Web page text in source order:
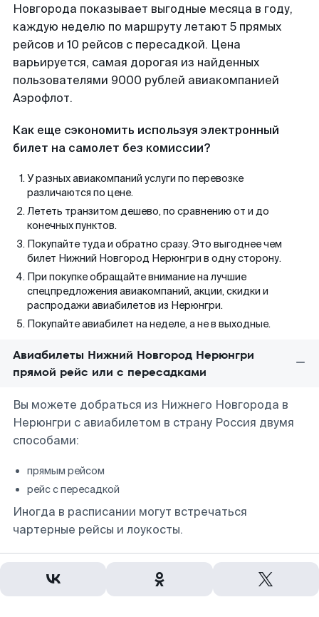
Новгорода показывает выгодные месяца в году,
каждую неделю по маршруту летают 5 прямых
рейсов и 10 рейсов с пересадкой. Цена
варьируется, самая дорогая из найденных
пользователями 9000 рублей авиакомпанией
Аэрофлот.
Как еще сэкономить используя электронный
билет на самолет без комиссии?
У разных авиакомпаний услуги по перевозке
различаются по цене.
Лететь транзитом дешево, по сравнению от и до
конечных пунктов.
Покупайте туда и обратно сразу. Это выгоднее чем
билет Нижний Новгород Нерюнгри в одну сторону.
При покупке обращайте внимание на лучшие
спецпредложения авиакомпаний, акции, скидки и
распродажи авиабилетов из Нерюнгри.
Покупайте авиабилет на неделе, а не в выходные.
Авиабилеты Нижний Новгород Нерюнгри
прямой рейс или с пересадками
Вы можете добраться из Нижнего Новгорода в
Нерюнгри с авиабилетом в страну Россия двумя
способами:
прямым рейсом
рейс с пересадкой
Иногда в расписании могут встречаться
чартерные рейсы и лоукосты.